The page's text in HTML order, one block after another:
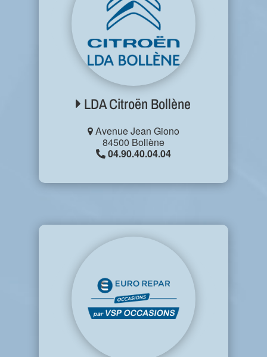
LDA Citroën Bollène
Avenue Jean Giono
84500 Bollène
04.90.40.04.04